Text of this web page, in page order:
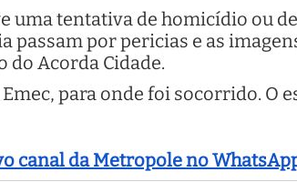
uma tentativa de homicídio ou
passam por pericias e as
do Acorda Cidade.
para onde foi socorrido. O
canal da Metropole no